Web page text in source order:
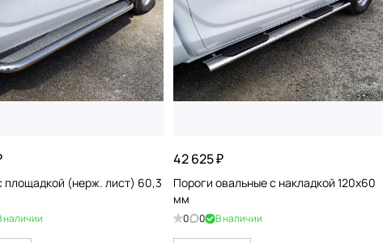
площадкой (нерж. лист) 60,3
наличии
42 625 ₽
Пороги овальные с накладкой 120х60
мм
0 0 В наличии